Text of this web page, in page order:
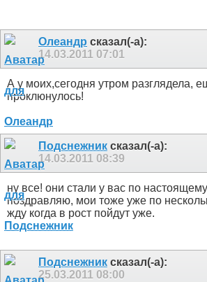
Олеандр сказал(-а):
14.03.2011 07:01
А у моих,сегодня утром разглядела,
проклюнулось!
Подснежник сказал(-а):
14.03.2011 08:39
ну все! они стали у вас по
поздравляю, мои тоже уже по
жду когда в рост пойдут уже.
Подснежник сказал(-а):
25.03.2011 08:00